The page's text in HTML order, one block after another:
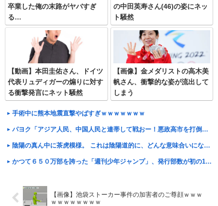
卒業した俺の末路がヤバすぎ
る…
の中田英寿さん(46)の姿にネッ
ト騒然
【動画】本田圭佑さん、ドイツ
代表リュディガーの煽りに対す
る衝撃発言にネット騒然
【画像】金メダリストの高木美
帆さん、衝撃的な姿が流出して
しまう
手術中に熊本地震直撃やばすぎｗｗｗｗｗｗｗ
パヨク「アジア人民、中国人民と連帯して戦おー！悪政高市を打倒するぞー！」
陰陽の真ん中に茶虎模様。 これは陰陽道的に、どんな意味合いになるんでしょ。【再】
かつて６５０万部を誇った「週刊少年ジャンプ」、発行部数が初の100万部割れ
【画像】池袋ストーカー事件の加害者のご尊顔ｗｗｗ
ｗｗｗｗｗｗｗｗ